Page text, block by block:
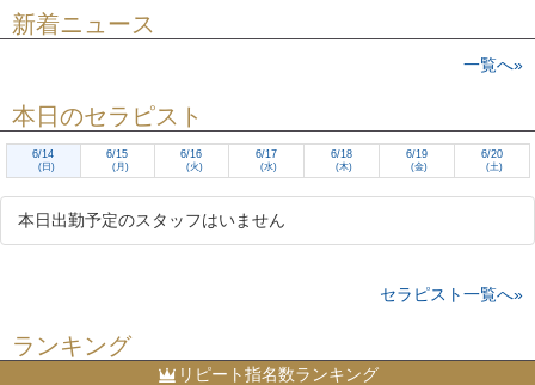
新着ニュース
一覧へ»
本日のセラピスト
6/14
(日)
6/15
(月)
6/16
(火)
6/17
(水)
6/18
(木)
6/19
(金)
6/20
(土)
本日出勤予定のスタッフはいません
セラピスト一覧へ»
ランキング
リピート指名数ランキング